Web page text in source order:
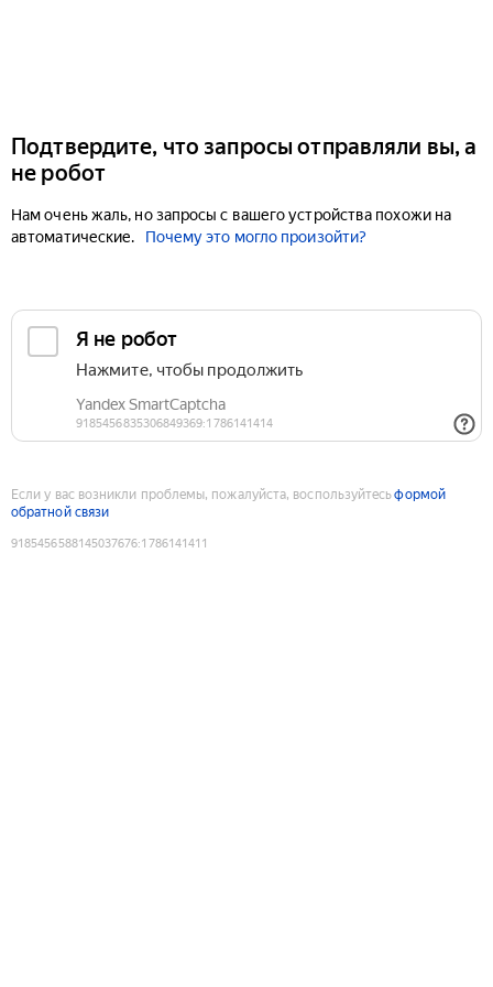
Подтвердите, что запросы отправляли вы, а
не робот
Нам очень жаль, но запросы с вашего устройства похожи на
автоматические.
Почему это могло произойти?
Если у вас возникли проблемы, пожалуйста, воспользуйтесьформой
обратной связи
9185456588145037676:1786141411